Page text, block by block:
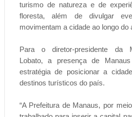
turismo de natureza e de
floresta, além de divulgar
movimentam a cidade ao longo do
Para o diretor-presidente da
Lobato, a presença de
estratégia de posicionar a
destinos turísticos do país.
“A Prefeitura de Manaus, por